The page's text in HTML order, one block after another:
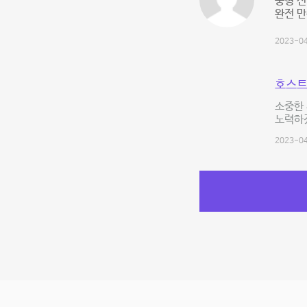
완전
2023-
호스
소중한
노력
2023-